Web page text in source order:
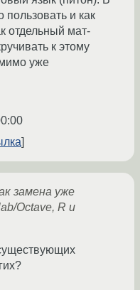
пользовать и как
отдельный мат-
к этому
уже
замена уже
Octave, R и